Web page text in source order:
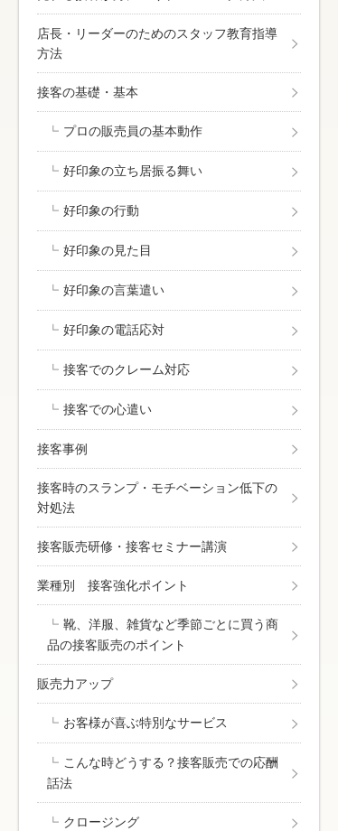
店長・リーダーのためのスタッフ教育指導
方法
接客の基礎・基本
プロの販売員の基本動作
好印象の立ち居振る舞い
好印象の行動
好印象の見た目
好印象の言葉遣い
好印象の電話応対
接客でのクレーム対応
接客での心遣い
接客事例
接客時のスランプ・モチベーション低下の
対処法
接客販売研修・接客セミナー講演
業種別 接客強化ポイント
靴、洋服、雑貨など季節ごとに買う商
品の接客販売のポイント
販売力アップ
お客様が喜ぶ特別なサービス
こんな時どうする？接客販売での応酬
話法
クロージング